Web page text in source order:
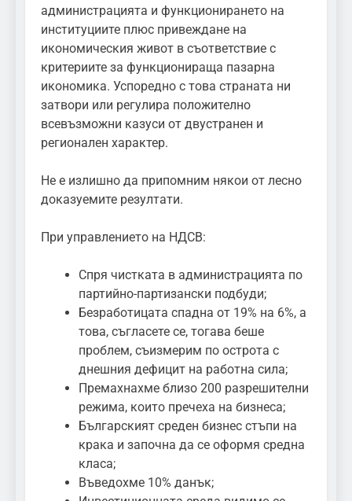
администрацията и функционирането на
институциите плюс привеждане на
икономическия живот в съответствие с
критериите за функционираща пазарна
икономика. Успоредно с това страната ни
затвори или регулира положително
всевъзможни казуси от двустранен и
регионален характер.
Не е излишно да припомним някои от лесно
доказуемите резултати.
При управлението на НДСВ:
Спря чистката в администрацията по
партийно-партизански подбуди;
Безработицата спадна от 19% на 6%, а
това, съгласете се, тогава беше
проблем, съизмерим по острота с
днешния дефицит на работна сила;
Премахнахме близо 200 разрешителни
режима, които пречеха на бизнеса;
Българският среден бизнес стъпи на
крака и започна да се оформя средна
класа;
Въведохме 10% данък;